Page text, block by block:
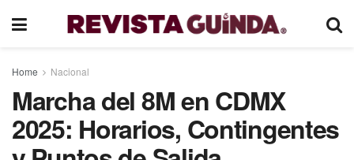
Home Nacional
Marcha del 8M en CDMX
2025: Horarios, Contingentes